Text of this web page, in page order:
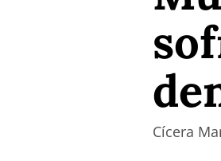
Cícera